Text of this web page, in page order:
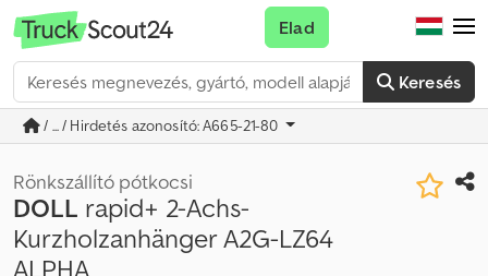
Keresés
Elad
/ ... / Hirdetés azonosító: A665-21-80
Rönkszállító pótkocsi
DOLL rapid+ 2-Achs-
Kurzholzanhänger A2G-LZ64
ALPHA